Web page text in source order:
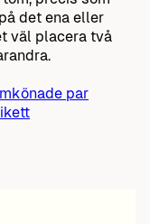
det ena eller
väl placera två
par